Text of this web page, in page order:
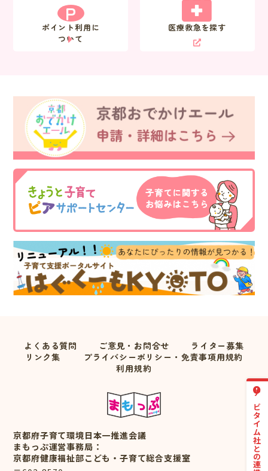
P
ポイント利用に
ついて
医療救急を探す
よくある質問 ご意見・お問合せ
ライター募集
リンク集
プライバシーポリシー・免責事項用規約
利用規約
京都府子育て環境日本一推進会議
まもっぷ運営事務局：
京都府健康福祉部こども・子育て総合支援室